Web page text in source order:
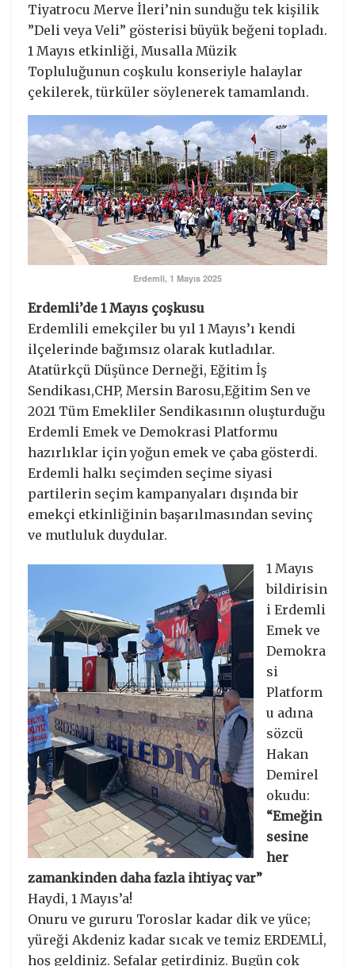
Tiyatrocu Merve İleri’nin sunduğu tek kişilik
”Deli veya Veli” gösterisi büyük beğeni topladı.
1 Mayıs etkinliği, Musalla Müzik
Topluluğunun coşkulu konseriyle halaylar
çekilerek, türküler söylenerek tamamlandı.
Erdemli, 1 Mayıs 2025
Erdemli’de 1 Mayıs çoşkusu
Erdemlili emekçiler bu yıl 1 Mayıs’ı kendi
ilçelerinde bağımsız olarak kutladılar.
Atatürkçü Düşünce Derneği, Eğitim İş
Sendikası,CHP, Mersin Barosu,Eğitim Sen ve
2021 Tüm Emekliler Sendikasının oluşturduğu
Erdemli Emek ve Demokrasi Platformu
hazırlıklar için yoğun emek ve çaba gösterdi.
Erdemli halkı seçimden seçime siyasi
partilerin seçim kampanyaları dışında bir
emekçi etkinliğinin başarılmasından sevinç
ve mutluluk duydular.
1 Mayıs
bildirisin
i Erdemli
Emek ve
Demokra
si
Platform
u adına
sözcü
Hakan
Demirel
okudu:
“Emeğin
sesine
her
zamankinden daha fazla ihtiyaç var”
Haydi, 1 Mayıs’a!
Onuru ve gururu Toroslar kadar dik ve yüce;
yüreği Akdeniz kadar sıcak ve temiz ERDEMLİ,
hoş geldiniz. Sefalar getirdiniz. Bugün çok